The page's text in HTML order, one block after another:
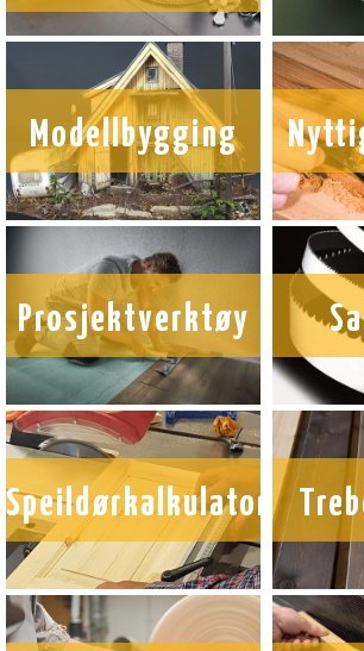
Modellbygging
Prosjektverktøy
Speildørkalkulator